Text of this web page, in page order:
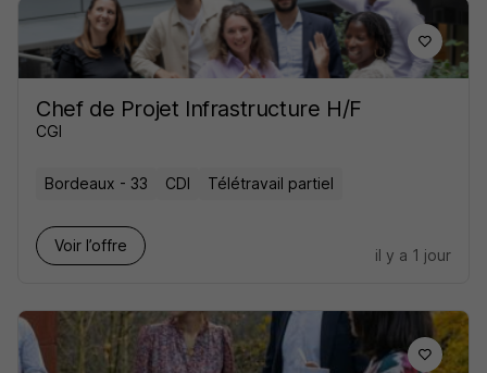
Chef de Projet Infrastructure H/F
CGI
Bordeaux - 33 CDI Télétravail partiel
Voir l’offre
il y a 1 jour